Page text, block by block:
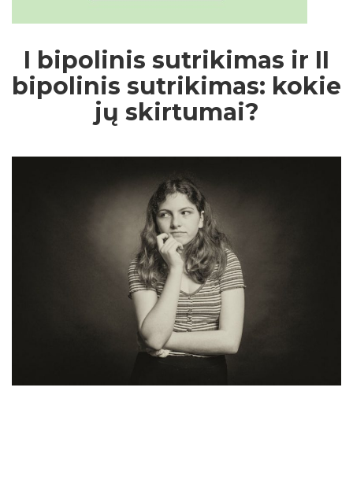
I bipolinis sutrikimas ir II
bipolinis sutrikimas: kokie
jų skirtumai?